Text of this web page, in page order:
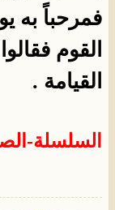
فمرحباً به
القوم
القيامة .
السلسلة-